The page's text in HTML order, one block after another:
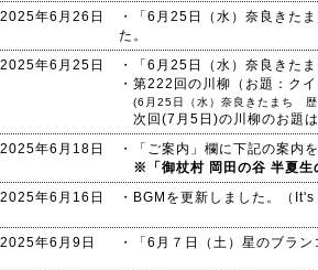
2025年6月26日
・「6月25日（水）奈良きた
た。
2025年6月25日
・「6月25日（水）奈良きた
・第222回の川柳（お題：ク
(6月25日（水）奈良きたまち 歴
次回(7月5日)の川柳のお題は
2025年6月18日
・「ご案内」欄に下記の案内
※「御杖村 岡田の谷 半夏
2025年6月16日
・BGMを更新しました。（
2025年6月9日 ・「6月７日（土）星のブラ